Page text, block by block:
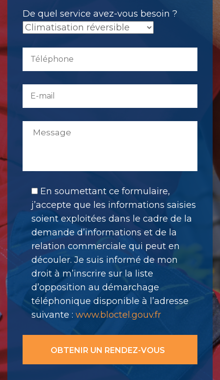
De quel service avez-vous besoin ?
En soumettant ce formulaire,
j’accepte que les informations saisies
soient exploitées dans le cadre de la
demande d’informations et de la
relation commerciale qui peut en
découler. Je suis informé de mon
droit à m’inscrire sur la liste
d’opposition au démarchage
téléphonique disponible à l’adresse
suivante : www.bloctel.gouv.fr